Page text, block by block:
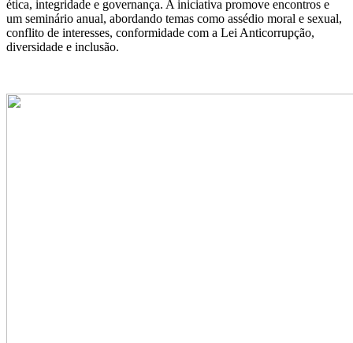
ética, integridade e governança. A iniciativa promove encontros e
um seminário anual, abordando temas como assédio moral e sexual,
conflito de interesses, conformidade com a Lei Anticorrupção,
diversidade e inclusão.